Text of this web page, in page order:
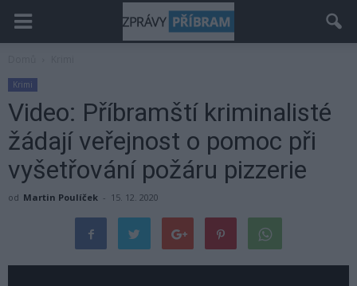
Krimi
Video: Příbramští kriminalisté
žádají veřejnost o pomoc při
vyšetřování požáru pizzerie
od Martin Poulíček - 15. 12. 2020